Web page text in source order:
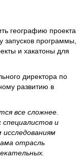
географию проекта
запусков программы,
и хакатоны для
директора по
развитию в
все сложнее.
специалистов и
отрасль